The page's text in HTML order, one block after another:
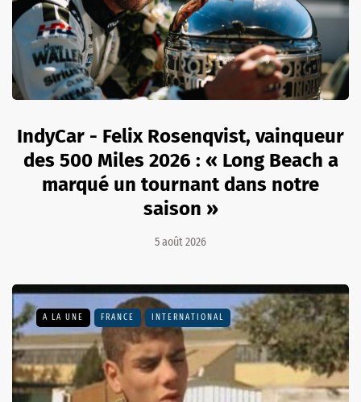
IndyCar - Felix Rosenqvist, vainqueur
des 500 Miles 2026 : « Long Beach a
marqué un tournant dans notre
saison »
5 août 2026
A LA UNE FRANCE INTERNATIONAL